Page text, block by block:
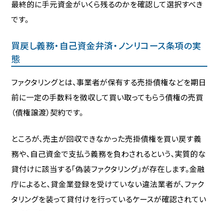
最終的に手元資金がいくら残るのかを確認して選択すべき
です。
買戻し義務・自己資金弁済・ノンリコース条項の実
態
ファクタリングとは、事業者が保有する売掛債権などを期日
前に一定の手数料を徴収して買い取ってもらう債権の売買
（債権譲渡）契約です。
ところが、売主が回収できなかった売掛債権を買い戻す義
務や、自己資金で支払う義務を負わされるという、実質的な
貸付けに該当する「偽装ファクタリング」が存在します。金融
庁によると、貸金業登録を受けていない違法業者が、ファク
タリングを装って貸付けを行っているケースが確認されてい